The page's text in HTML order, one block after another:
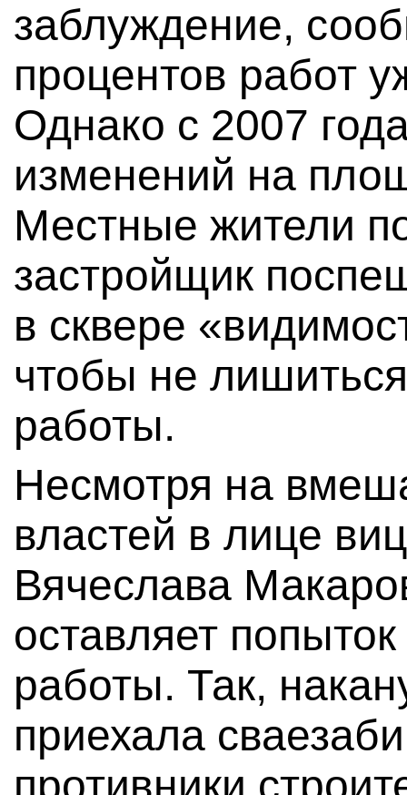
заблуждение,
процентов работ
Однако с 2007
изменений на
Местные жители
застройщик
в сквере
чтобы не
работы.
Несмотря на
властей в лице
Вячеслава
оставляет
работы. Так,
приехала